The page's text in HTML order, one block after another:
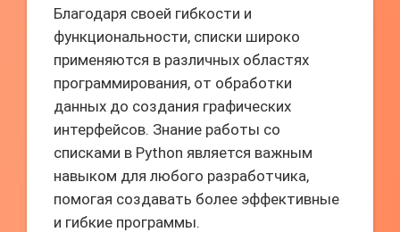
Благодаря своей гибкости и
функциональности, списки широко
применяются в различных областях
программирования, от обработки
данных до создания графических
интерфейсов. Знание работы со
списками в Python является важным
навыком для любого разработчика,
помогая создавать более эффективные
и гибкие программы.